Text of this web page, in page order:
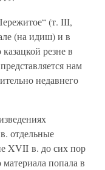
(т. III,
(на идиш) и в
резне в
нам
недавнего
отдельные
XVII в. до сих пор
попала в